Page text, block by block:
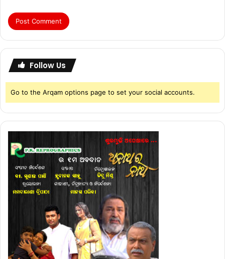
Follow Us
Go to the Arqam options page to set your social accounts.